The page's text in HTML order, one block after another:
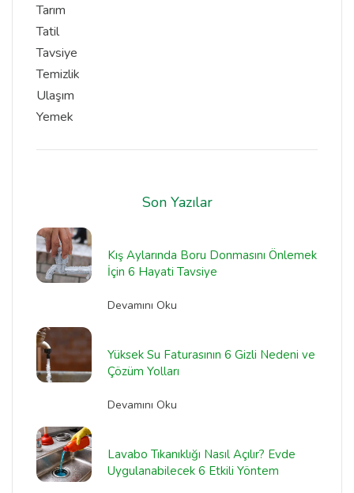
Tarım
Tatil
Tavsiye
Temizlik
Ulaşım
Yemek
Son Yazılar
Kış Aylarında Boru Donmasını Önlemek
İçin 6 Hayati Tavsiye
Devamını Oku
Yüksek Su Faturasının 6 Gizli Nedeni ve
Çözüm Yolları
Devamını Oku
Lavabo Tıkanıklığı Nasıl Açılır? Evde
Uygulanabilecek 6 Etkili Yöntem